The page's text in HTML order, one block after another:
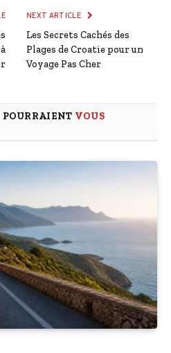
NEXT ARTICLE
Les Secrets Cachés des
Plages de Croatie pour un
Voyage Pas Cher
POURRAIENT VOUS